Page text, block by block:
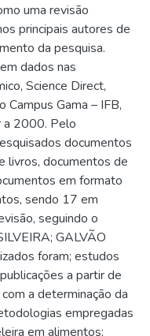
uma revisão
principais autores de
da pesquisa.
dados nas
Science Direct,
Gama – IFB,
a 2000. Pelo
documentos
livros, documentos de
em formato
sendo 17 em
seguindo o
GALVÃO
foram; estudos
a partir de
a determinação da
empregadas
em alimentos;